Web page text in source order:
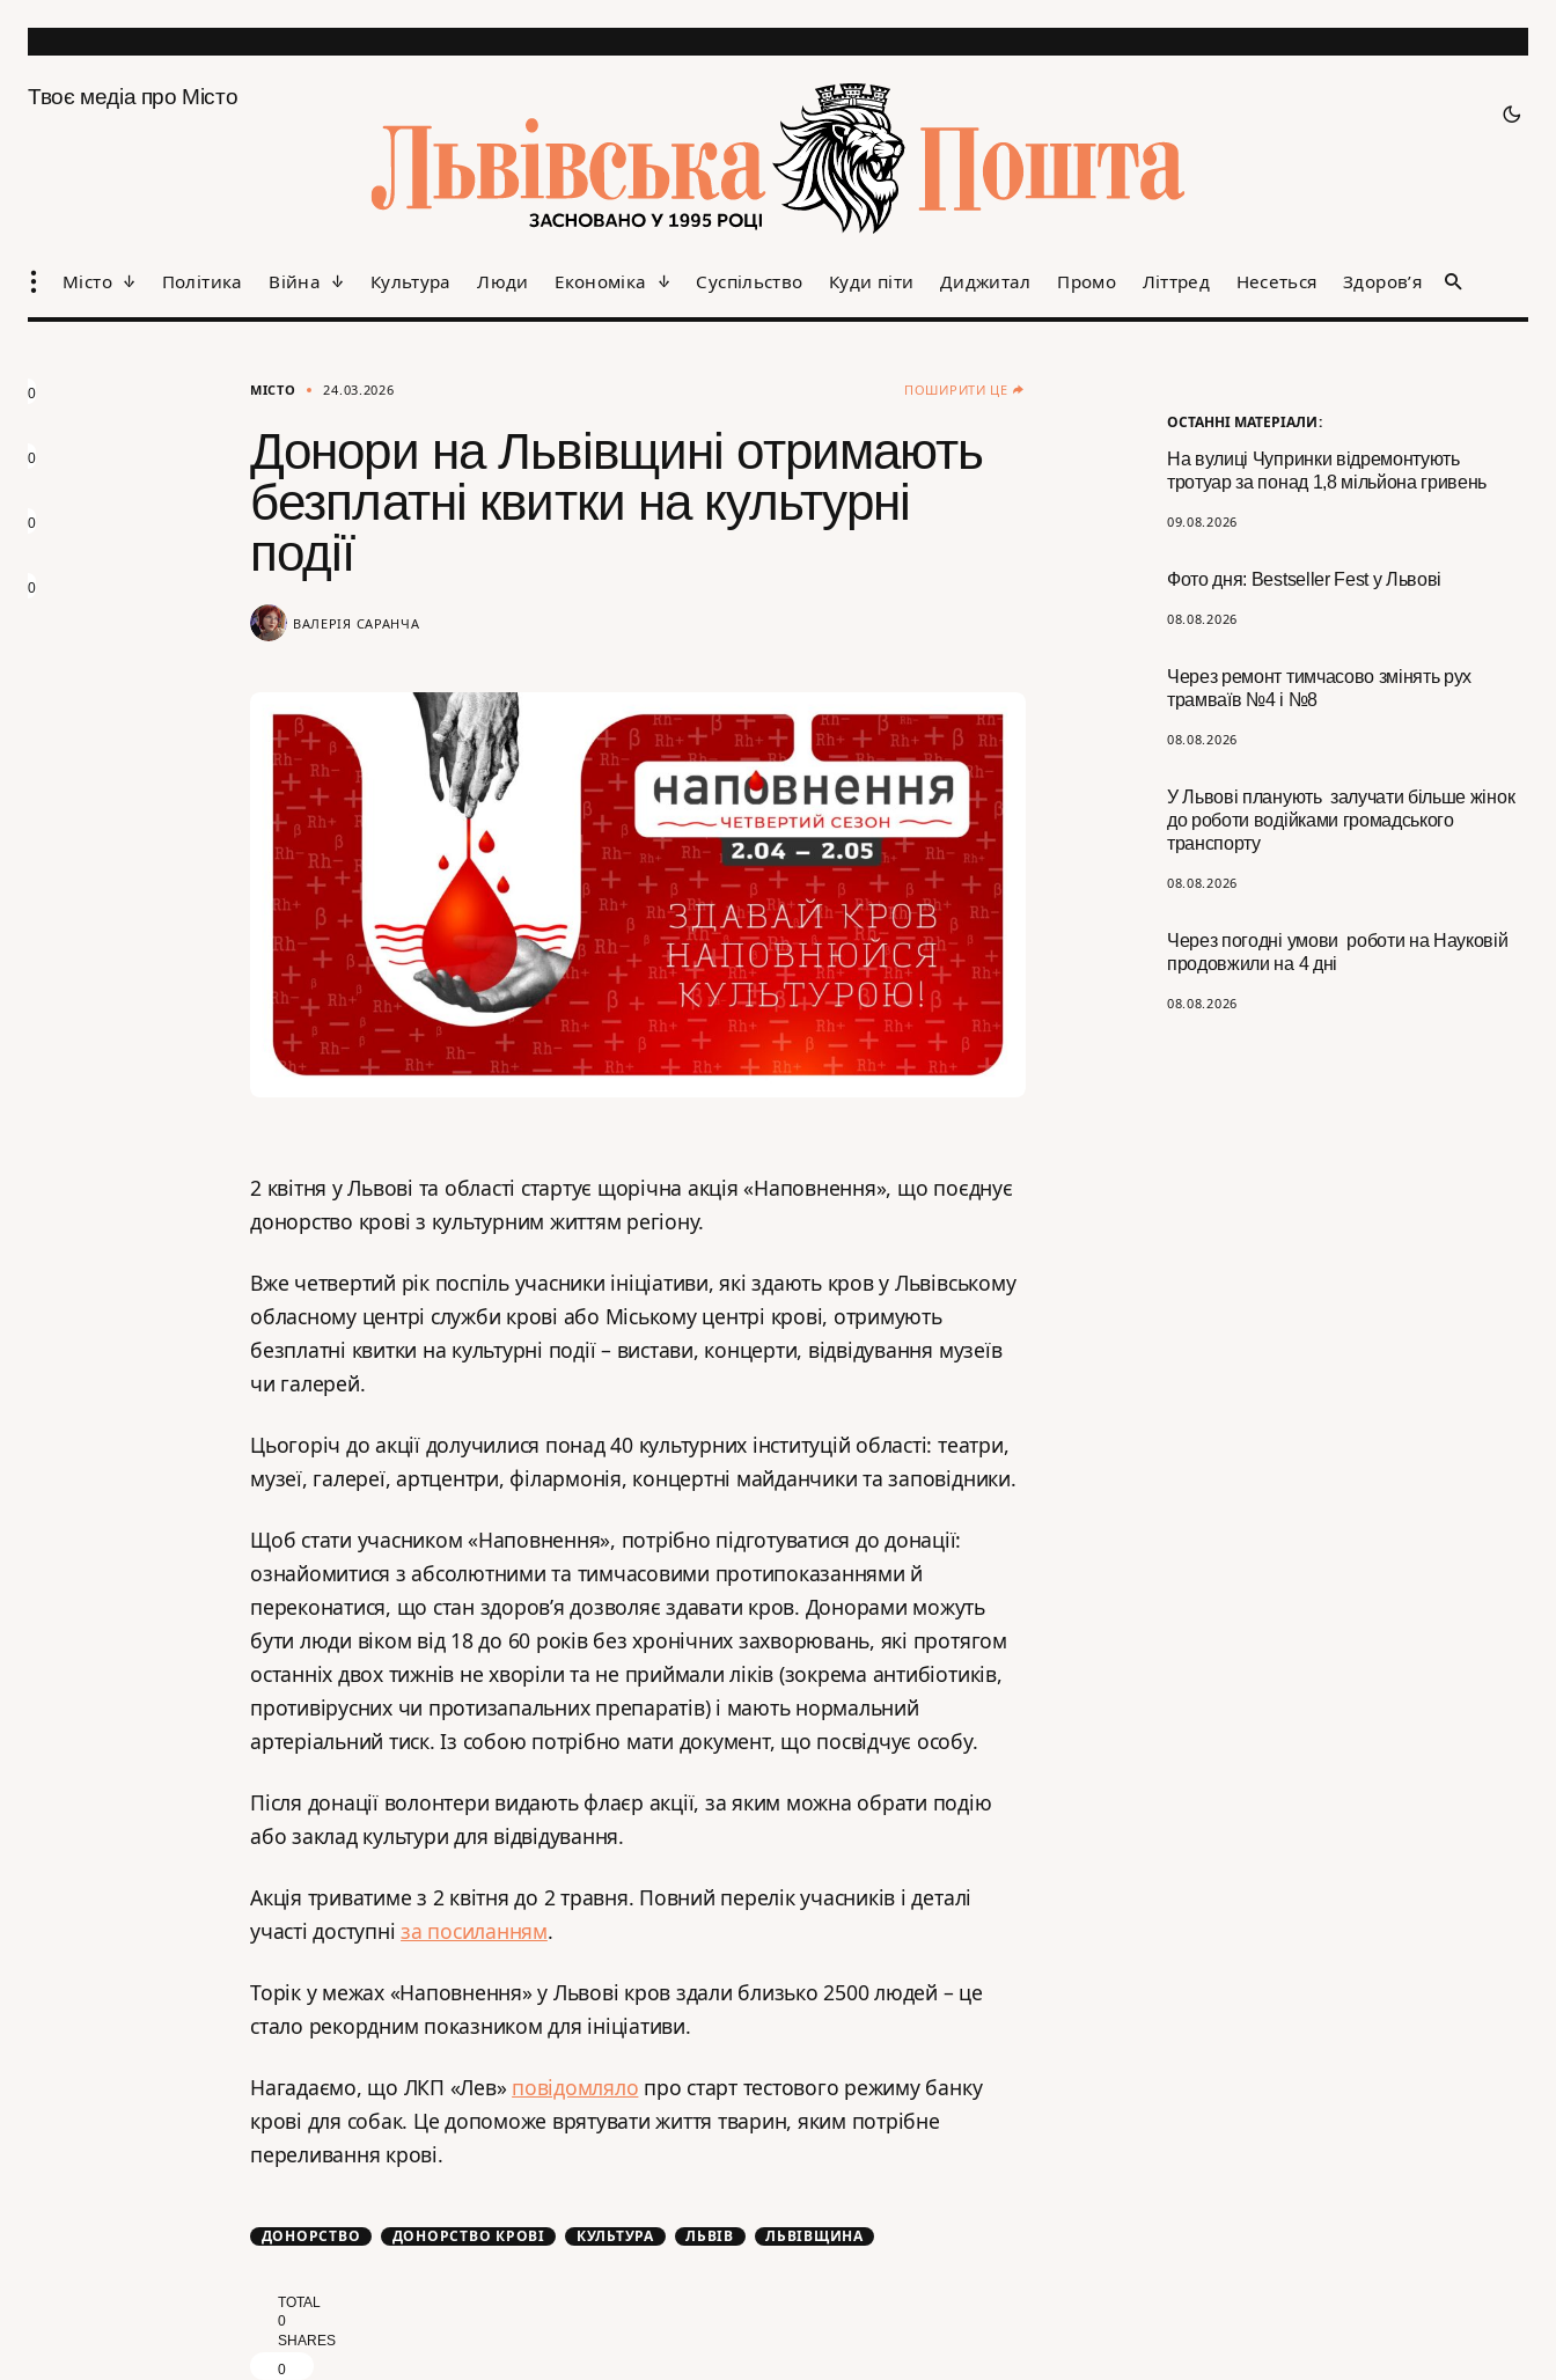
Твоє медіа про Місто
Місто Політика Війна Культура Люди Економіка Суспільство Куди піти Диджитал Промо Літтред Несеться Здоров’я
ОСТАННІ МАТЕРІАЛИ:
На вулиці Чупринки відремонтують
тротуар за понад 1,8 мільйона гривень
09.08.2026
Фото дня: Bestseller Fest у Львові
08.08.2026
Через ремонт тимчасово змінять рух
трамваїв №4 і №8
08.08.2026
У Львові планують залучати більше жінок
до роботи водійками громадського
транспорту
08.08.2026
Через погодні умови роботи на Науковій
продовжили на 4 дні
08.08.2026
МІСТО 24.03.2026 ПОШИРИТИ ЦЕ
Донори на Львівщині отримають
безплатні квитки на культурні
події
ВАЛЕРІЯ САРАНЧА
2 квітня у Львові та області стартує щорічна акція «Наповнення», що поєднує
донорство крові з культурним життям регіону.
Вже четвертий рік поспіль учасники ініціативи, які здають кров у Львівському
обласному центрі служби крові або Міському центрі крові, отримують
безплатні квитки на культурні події – вистави, концерти, відвідування музеїв
чи галерей.
Цьогоріч до акції долучилися понад 40 культурних інституцій області: театри,
музеї, галереї, артцентри, філармонія, концертні майданчики та заповідники.
Щоб стати учасником «Наповнення», потрібно підготуватися до донації:
ознайомитися з абсолютними та тимчасовими протипоказаннями й
переконатися, що стан здоров’я дозволяє здавати кров. Донорами можуть
бути люди віком від 18 до 60 років без хронічних захворювань, які протягом
останніх двох тижнів не хворіли та не приймали ліків (зокрема антибіотиків,
противірусних чи протизапальних препаратів) і мають нормальний
артеріальний тиск. Із собою потрібно мати документ, що посвідчує особу.
Після донації волонтери видають флаєр акції, за яким можна обрати подію
або заклад культури для відвідування.
Акція триватиме з 2 квітня до 2 травня. Повний перелік учасників і деталі
участі доступніза посиланням.
Торік у межах «Наповнення» у Львові кров здали близько 2500 людей – це
стало рекордним показником для ініціативи.
Нагадаємо, що ЛКП «Лев» повідомляло про старт тестового режиму банку
крові для собак. Це допоможе врятувати життя тварин, яким потрібне
переливання крові.
ДОНОРСТВО ДОНОРСТВО КРОВІ КУЛЬТУРА ЛЬВІВ ЛЬВІВЩИНА
TOTAL
0
SHARES
0
0
0
0
0